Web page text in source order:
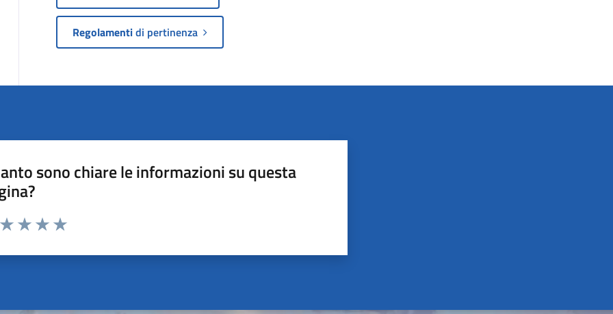
Regolamentidi pertinenza
sono chiare le informazioni su questa
da 1 a 5 stelle la pagina